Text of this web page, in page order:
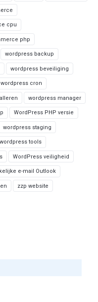
cpu
php
wordpress backup
wordpress beveiliging
wordpress cron
wordpress manager
WordPress PHP versie
wordpress staging
wordpress tools
WordPress veiligheid
e-mail Outlook
zzp website